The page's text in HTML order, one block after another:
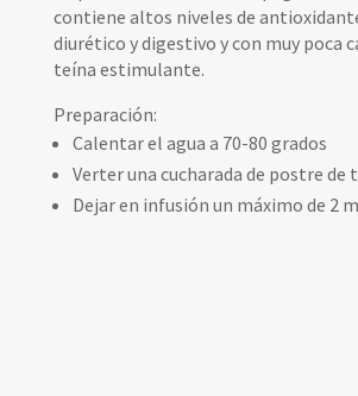
contiene altos niveles de
diurético y digestivo y con muy poca
teína estimulante.
Preparación:
Calentar el agua a 70-80 grados
Verter una cucharada de postre de
Dejar en infusión un máximo de 2